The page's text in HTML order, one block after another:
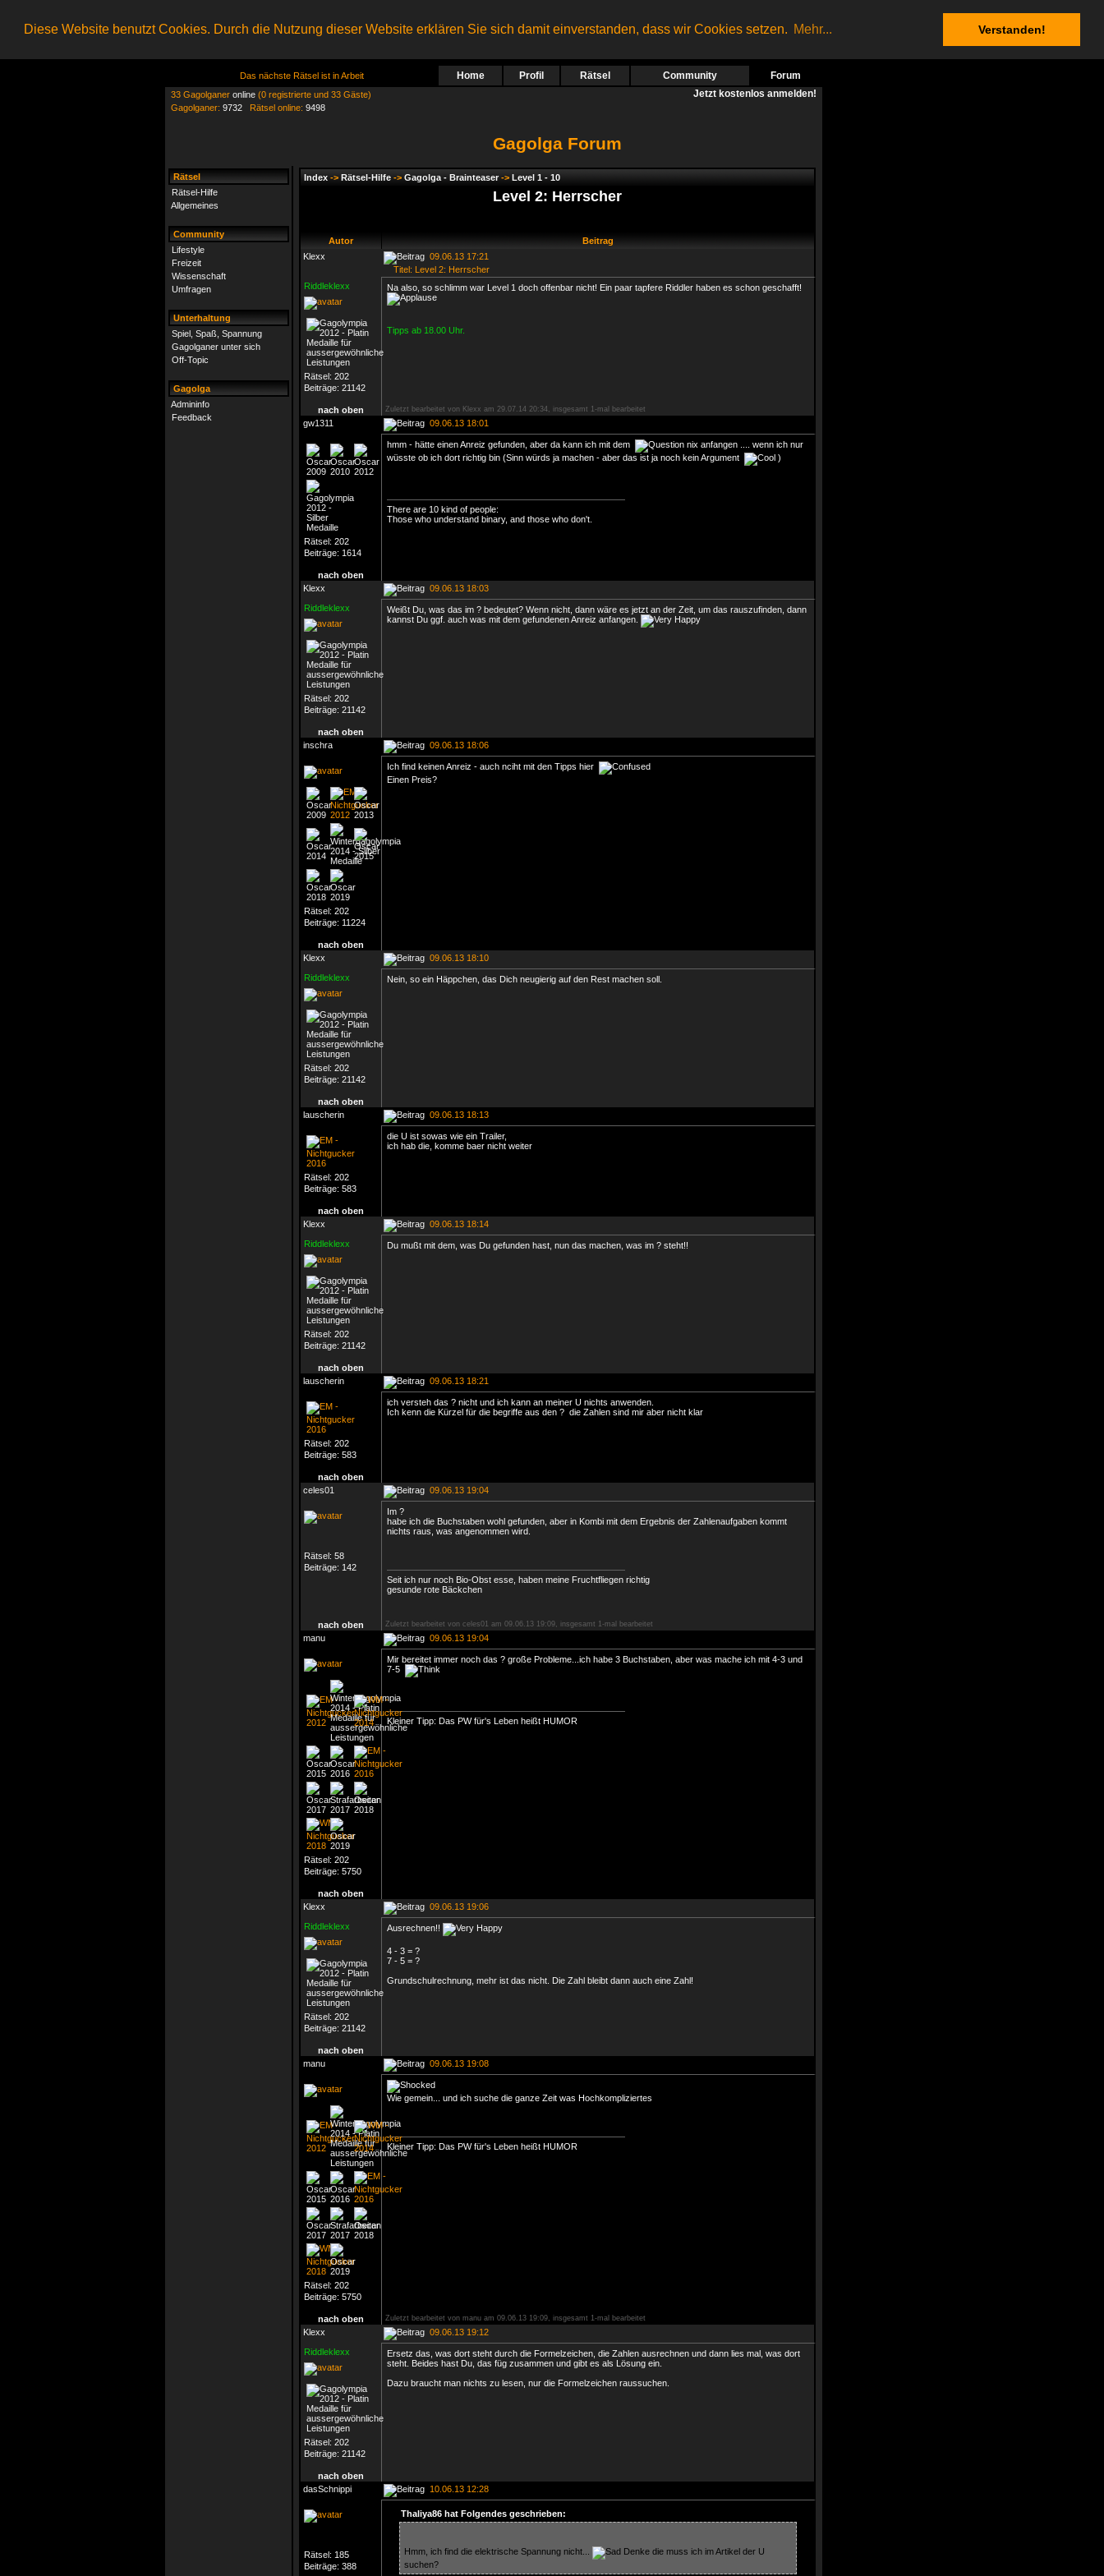
Diese Website benutzt Cookies. Durch die Nutzung dieser Website erklären Sie sich damit einverstanden, dass wir Cookies setzen. Mehr... Verstanden!
Das nächste Rätsel ist in Arbeit Home Profil Rätsel Community Forum
33 Gagolganer online (0 registrierte und 33 Gäste)
Gagolganer: 9732 Rätsel online: 9498
Jetzt kostenlos anmelden!
Gagolga Forum
Rätsel
Rätsel-Hilfe
Allgemeines
Community
Lifestyle
Freizeit
Wissenschaft
Umfragen
Unterhaltung
Spiel, Spaß, Spannung
Gagolganer unter sich
Off-Topic
Gagolga
Admininfo
Feedback
Index -> Rätsel-Hilfe -> Gagolga - Brainteaser-> Level 1 - 10
Level 2: Herrscher
Autor
Beitrag
Klexx
09.06.13 17:21
Titel: Level 2: Herrscher
Riddleklexx
Rätsel: 202
Beiträge: 21142
Na also, so schlimm war Level 1 doch offenbar nicht! Ein paar tapfere Riddler haben es schon geschafft!
Tipps ab 18.00 Uhr.
nach oben Zuletzt bearbeitet von Klexx am 29.07.14 20:34, insgesamt 1-mal bearbeitet
gw1311 09.06.13 18:01
Rätsel: 202
Beiträge: 1614
hmm - hätte einen Anreiz gefunden, aber da kann ich mit dem
nix anfangen .... wenn ich nur
wüsste ob ich dort richtig bin (Sinn würds ja machen - aber das ist ja noch kein Argument
)
There are 10 kind of people:
Those who understand binary, and those who don't.
nach oben
Klexx
09.06.13 18:03
Riddleklexx
Rätsel: 202
Beiträge: 21142
Weißt Du, was das im ? bedeutet? Wenn nicht, dann wäre es jetzt an der Zeit, um das rauszufinden, dann
kannst Du ggf. auch was mit dem gefundenen Anreiz anfangen.
nach oben
inschra
09.06.13 18:06
Rätsel: 202
Beiträge: 11224
Ich find keinen Anreiz - auch nciht mit den Tipps hier
Einen Preis?
nach oben
Klexx
09.06.13 18:10
Riddleklexx
Rätsel: 202
Beiträge: 21142
Nein, so ein Häppchen, das Dich neugierig auf den Rest machen soll.
nach oben
lauscherin
09.06.13 18:13
Rätsel: 202
Beiträge: 583
die U ist sowas wie ein Trailer,
ich hab die, komme baer nicht weiter
nach oben
Klexx
09.06.13 18:14
Riddleklexx
Rätsel: 202
Beiträge: 21142
Du mußt mit dem, was Du gefunden hast, nun das machen, was im ? steht!!
nach oben
lauscherin
09.06.13 18:21
Rätsel: 202
Beiträge: 583
ich versteh das ? nicht und ich kann an meiner U nichts anwenden.
Ich kenn die Kürzel für die begriffe aus den ? die Zahlen sind mir aber nicht klar
nach oben
celes01
09.06.13 19:04
Rätsel: 58
Beiträge: 142
Im ?
habe ich die Buchstaben wohl gefunden, aber in Kombi mit dem Ergebnis der Zahlenaufgaben kommt
nichts raus, was angenommen wird.
Seit ich nur noch Bio-Obst esse, haben meine Fruchtfliegen richtig
gesunde rote Bäckchen
nach oben Zuletzt bearbeitet von celes01 am 09.06.13 19:09, insgesamt 1-mal bearbeitet
manu 09.06.13 19:04
Rätsel: 202
Beiträge: 5750
Mir bereitet immer noch das ? große Probleme...ich habe 3 Buchstaben, aber was mache ich mit 4-3 und
7-5
Kleiner Tipp: Das PW für's Leben heißt HUMOR
nach oben
Klexx
09.06.13 19:06
Riddleklexx
Rätsel: 202
Beiträge: 21142
Ausrechnen!!
4 - 3 = ?
7 - 5 = ?
Grundschulrechnung, mehr ist das nicht. Die Zahl bleibt dann auch eine Zahl!
nach oben
manu
09.06.13 19:08
Rätsel: 202
Beiträge: 5750
Wie gemein... und ich suche die ganze Zeit was Hochkompliziertes
Kleiner Tipp: Das PW für's Leben heißt HUMOR
nach oben Zuletzt bearbeitet von manu am 09.06.13 19:09, insgesamt 1-mal bearbeitet
Klexx
09.06.13 19:12
Riddleklexx
Rätsel: 202
Beiträge: 21142
Ersetz das, was dort steht durch die Formelzeichen, die Zahlen ausrechnen und dann lies mal, was dort
steht. Beides hast Du, das füg zusammen und gibt es als Lösung ein.
Dazu braucht man nichts zu lesen, nur die Formelzeichen raussuchen.
nach oben
dasSchnippi
10.06.13 12:28
Rätsel: 185
Beiträge: 388
Thaliya86 hat Folgendes geschrieben:
Hmm, ich find die elektrische Spannung nicht...
Denke die muss ich im Artikel der U
suchen?